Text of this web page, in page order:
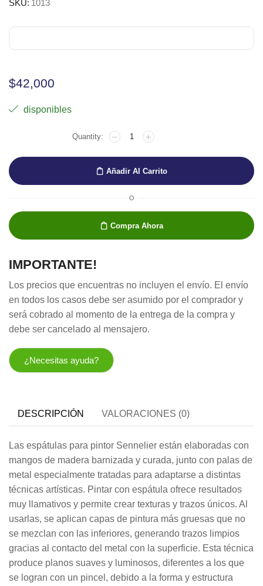
SKU: 1013
$42,000
disponibles
Espatula
1013
Sennelier
Añadir Al Carrito
O
Compra Ahora
IMPORTANTE!
Los precios que encuentras no incluyen el envío. El envío
en todos los casos debe ser asumido por el comprador y
será cobrado al momento de la entrega de la compra y
debe ser cancelado al mensajero.
¿Necesitas ayuda?
DESCRIPCIÓN VALORACIONES (0)
Las espátulas para pintor Sennelier están elaboradas con
mangos de madera barnizada y curada, junto con palas de
metal especialmente tratadas para adaptarse a distintas
técnicas artísticas. Pintar con espátula ofrece resultados
muy llamativos y permite crear texturas y trazos únicos. Al
usarlas, se aplican capas de pintura más gruesas que no
se mezclan con las inferiores, generando trazos limpios
gracias al contacto del metal con la superficie. Esta técnica
produce planos suaves y luminosos, diferentes a los que
se logran con un pincel, debido a la forma y estructura